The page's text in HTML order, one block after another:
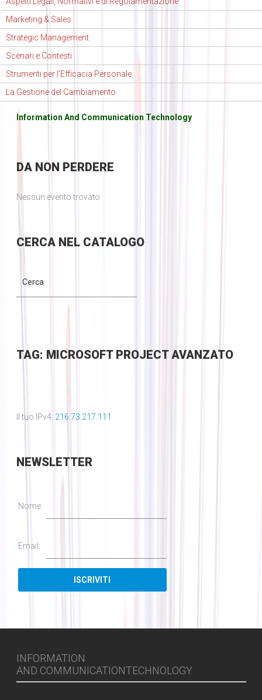
Marketing & Sales
Strategic Management
Scenari e Contesti
Strumenti per l'Efficacia Personale
La Gestione del Cambiamento
Information And Communication Technology
DANON PERDERE
Nessun evento trovato
CERCANEL CATALOGO
TAG: MICROSOFT PROJECT AVANZATO
Il tuo IPv4: 216.73.217.111
NEWSLETTER
Nome:
Email:
INFORMATION
AND COMMUNICATIONTECHNOLOGY